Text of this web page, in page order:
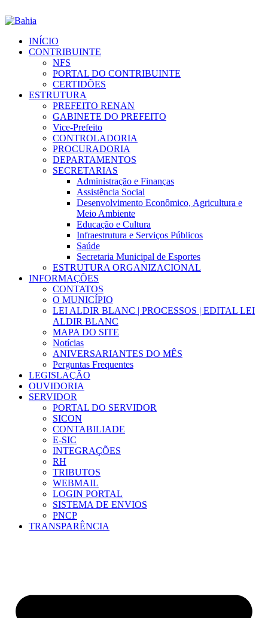
INÍCIO
CONTRIBUINTE
NFS
PORTAL DO CONTRIBUINTE
CERTIDÕES
ESTRUTURA
PREFEITO RENAN
GABINETE DO PREFEITO
Vice-Prefeito
CONTROLADORIA
PROCURADORIA
DEPARTAMENTOS
SECRETARIAS
Administração e Finanças
Assistência Social
Desenvolvimento Econômico, Agricultura e
Meio Ambiente
Educação e Cultura
Infraestrutura e Serviços Públicos
Saúde
Secretaria Municipal de Esportes
ESTRUTURA ORGANIZACIONAL
INFORMAÇÕES
CONTATOS
O MUNICÍPIO
LEI ALDIR BLANC | PROCESSOS | EDITAL LEI
ALDIR BLANC
MAPA DO SITE
Notícias
ANIVERSARIANTES DO MÊS
Perguntas Frequentes
LEGISLAÇÃO
OUVIDORIA
SERVIDOR
PORTAL DO SERVIDOR
SICON
CONTABILIADE
E-SIC
INTEGRAÇÕES
RH
TRIBUTOS
WEBMAIL
LOGIN PORTAL
SISTEMA DE ENVIOS
PNCP
TRANSPARÊNCIA